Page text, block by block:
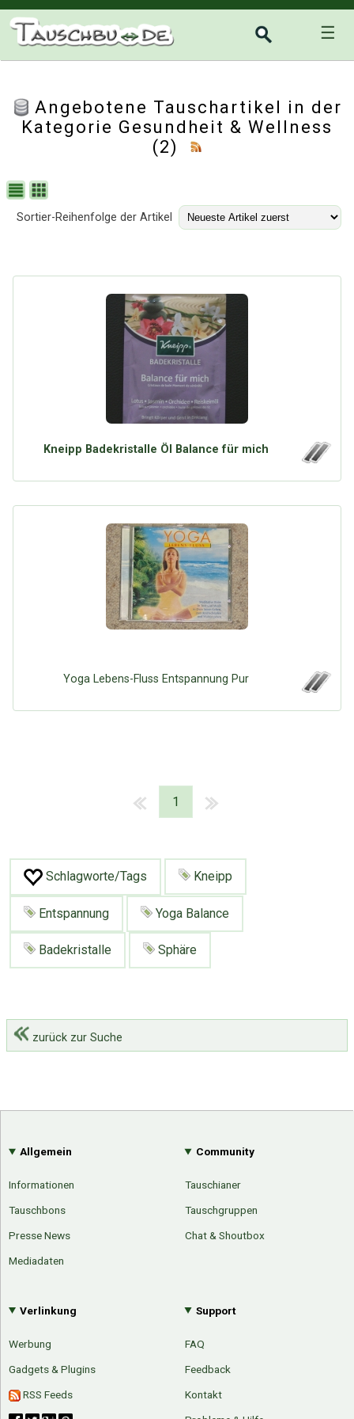
☰
Angebotene Tauschartikel in der
Kategorie Gesundheit & Wellness
(2)
Sortier-Reihenfolge der Artikel
Kneipp Badekristalle Öl Balance für mich
Yoga Lebens-Fluss Entspannung Pur
1
Schlagworte/Tags Kneipp
Entspannung Yoga Balance
Badekristalle Sphäre
zurück zur Suche
Allgemein
Informationen
Tauschbons
Presse News
Mediadaten
Community
Tauschianer
Tauschgruppen
Chat & Shoutbox
Verlinkung
Werbung
Gadgets & Plugins
RSS Feeds
Support
FAQ
Feedback
Kontakt